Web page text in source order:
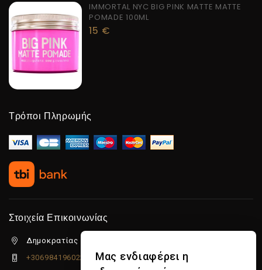
IMMORTAL NYC BIG PINK MATTE MATTE
POMADE 100ML
15 €
Τρόποι Πληρωμής
Στοιχεία Επικοινωνίας
Δημοκρατίας 5β Λιμένας Χερσονήσου, 70014
+306984196022
Μας ενδιαφέρει η